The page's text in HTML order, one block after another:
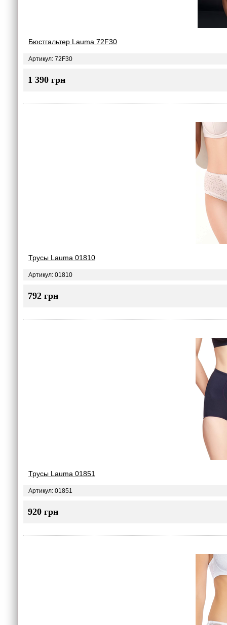
Бюстгальтер Lauma 72F30
Артикул: 72F30
1 390 грн
Трусы Lauma 01810
Артикул: 01810
792 грн
Трусы Lauma 01851
Артикул: 01851
920 грн